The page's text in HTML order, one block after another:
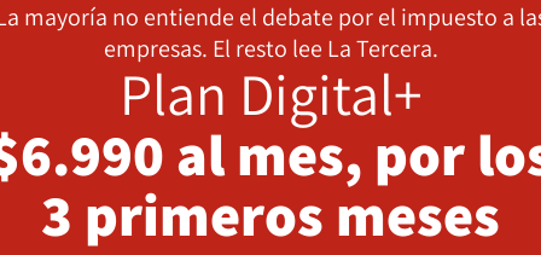
mayoría no entiende el debate por el impuesto a
empresas. El resto lee La Tercera.
Plan Digital+
al mes, por
3 primeros meses